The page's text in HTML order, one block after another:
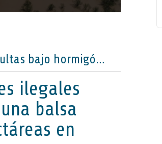
La CHG clausura tres captaciones ilegales ocultas bajo hormigón y vacía una balsa usada para regar más de 7 hectáreas en Rociana del Condado (Huelva)
ilegales
balsa
en